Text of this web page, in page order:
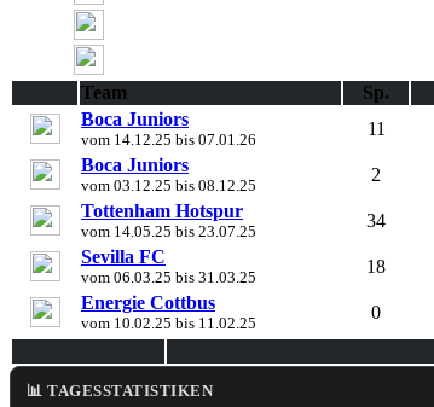
Team
Sp.
Boca Juniors
vom 14.12.25 bis 07.01.26
11
Boca Juniors
vom 03.12.25 bis 08.12.25
2
Tottenham Hotspur
vom 14.05.25 bis 23.07.25
34
Sevilla FC
vom 06.03.25 bis 31.03.25
18
Energie Cottbus
vom 10.02.25 bis 11.02.25
0
📊 TAGESSTATISTIKEN